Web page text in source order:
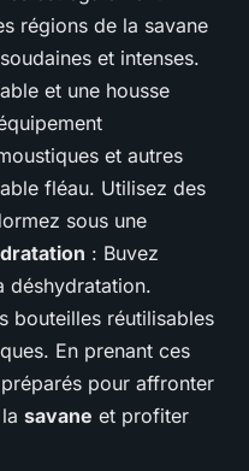
régions de la savane
et intenses.
et une housse
et autres
fléau. Utilisez des
sous une
: Buvez
déshydratation.
bouteilles réutilisables
En prenant ces
pour affronter
savane et profiter